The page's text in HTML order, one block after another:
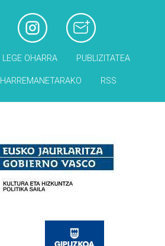
LEGE OHARRA PUBLIZITATEA
HARREMANETARAKO RSS